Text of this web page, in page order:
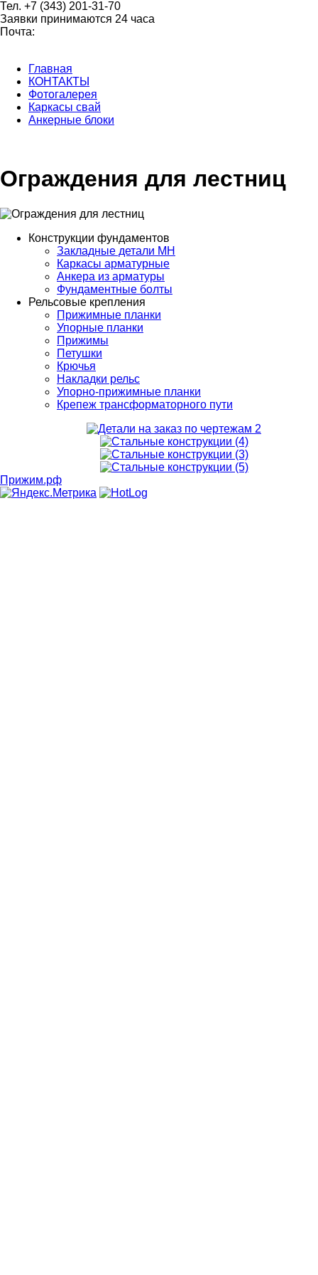
Тел. +7 (343) 201-31-70
Заявки принимаются 24 часа
Почта:
Главная
КОНТАКТЫ
Фотогалерея
Каркасы свай
Анкерные блоки
Ограждения для лестниц
Конструкции фундаментов
Закладные детали МН
Каркасы арматурные
Анкера из арматуры
Фундаментные болты
Рельсовые крепления
Прижимные планки
Упорные планки
Прижимы
Петушки
Крючья
Накладки рельс
Упорно-прижимные планки
Крепеж трансформаторного пути
Прижим.рф